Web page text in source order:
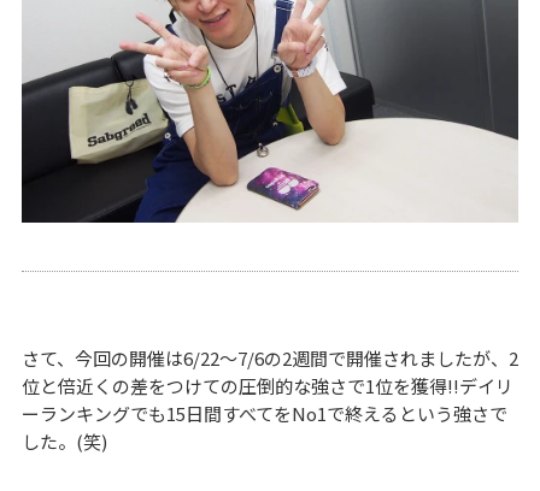
さて、今回の開催は6/22～7/6の2週間で開催されましたが、2
位と倍近くの差をつけての圧倒的な強さで1位を獲得!!デイリ
ーランキングでも15日間すべてをNo1で終えるという強さで
した。(笑)